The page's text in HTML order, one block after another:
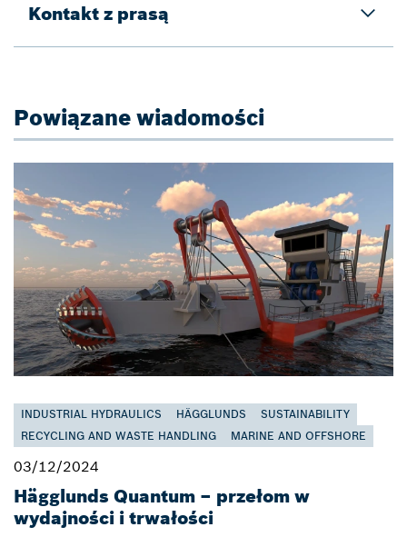
Kontakt z prasą
Powiązane wiadomości
INDUSTRIAL HYDRAULICS HÄGGLUNDS
SUSTAINABILITY
RECYCLING AND WASTE HANDLING
MARINE AND OFFSHORE
03/12/2024
Hägglunds Quantum – przełom w
wydajności i trwałości